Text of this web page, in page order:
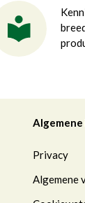
Privacy
Algemene